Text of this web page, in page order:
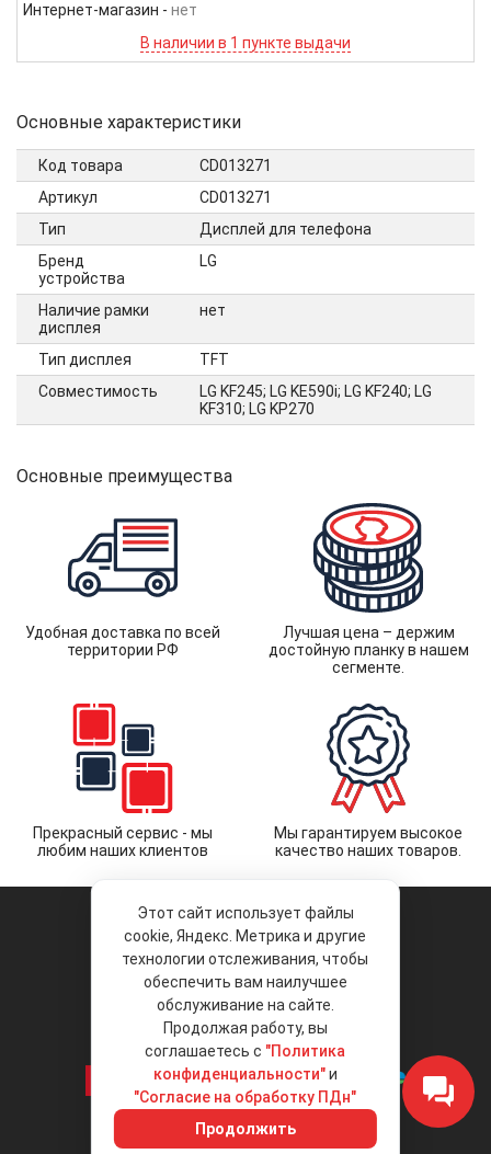
Интернет-магазин - нет
В наличии в 1 пункте выдачи
Основные характеристики
Код товара
CD013271
Артикул
CD013271
Тип
Дисплей для телефона
Бренд
устройства
LG
Наличие рамки
дисплея
нет
Тип дисплея
TFT
Совместимость
LG KF245; LG KE590i; LG KF240; LG
KF310; LG KP270
Основные преимущества
Удобная доставка по всей
территории РФ
Лучшая цена – держим
достойную планку в нашем
сегменте.
Прекрасный сервис - мы
любим наших клиентов
Мы гарантируем высокое
качество наших товаров.
© 2026 «Liberty Project».
Аксессуары и запчасти оптом.
Положение об обработке и защите
персональных данных
Интернет-магазин
+7 (495) 792-792-8
Этот сайт использует файлы
cookie, Яндекс. Метрика и другие
технологии отслеживания, чтобы
обеспечить вам наилучшее
обслуживание на сайте.
Продолжая работу, вы
соглашаетесь с "Политика
конфиденциальности"и
"Согласие на обработку ПДн"